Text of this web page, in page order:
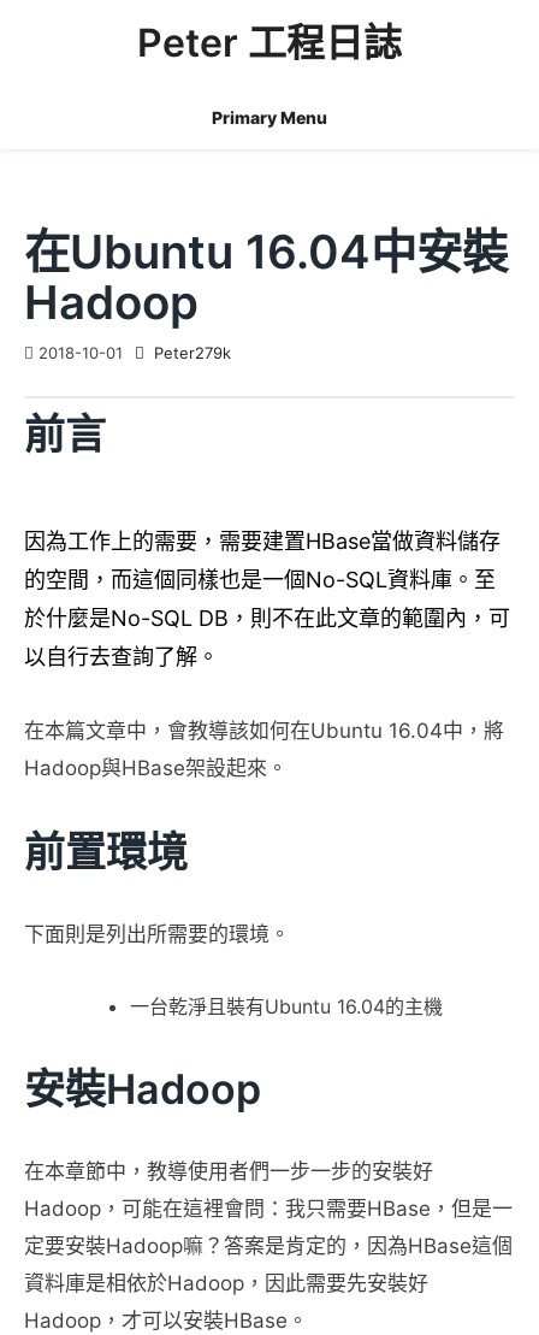
Peter 工程日誌
Primary Menu
在Ubuntu 16.04中安裝
Hadoop
2018-10-01 Peter279k
前言
因為工作上的需要，需要建置HBase當做資料儲存
的空間，而這個同樣也是一個No-SQL資料庫。至
於什麼是No-SQL DB，則不在此文章的範圍內，可
以自行去查詢了解。
在本篇文章中，會教導該如何在Ubuntu 16.04中，將
Hadoop與HBase架設起來。
前置環境
下面則是列出所需要的環境。
一台乾淨且裝有Ubuntu 16.04的主機
安裝Hadoop
在本章節中，教導使用者們一步一步的安裝好
Hadoop，可能在這裡會問：我只需要HBase，但是一
定要安裝Hadoop嘛？答案是肯定的，因為HBase這個
資料庫是相依於Hadoop，因此需要先安裝好
Hadoop，才可以安裝HBase。